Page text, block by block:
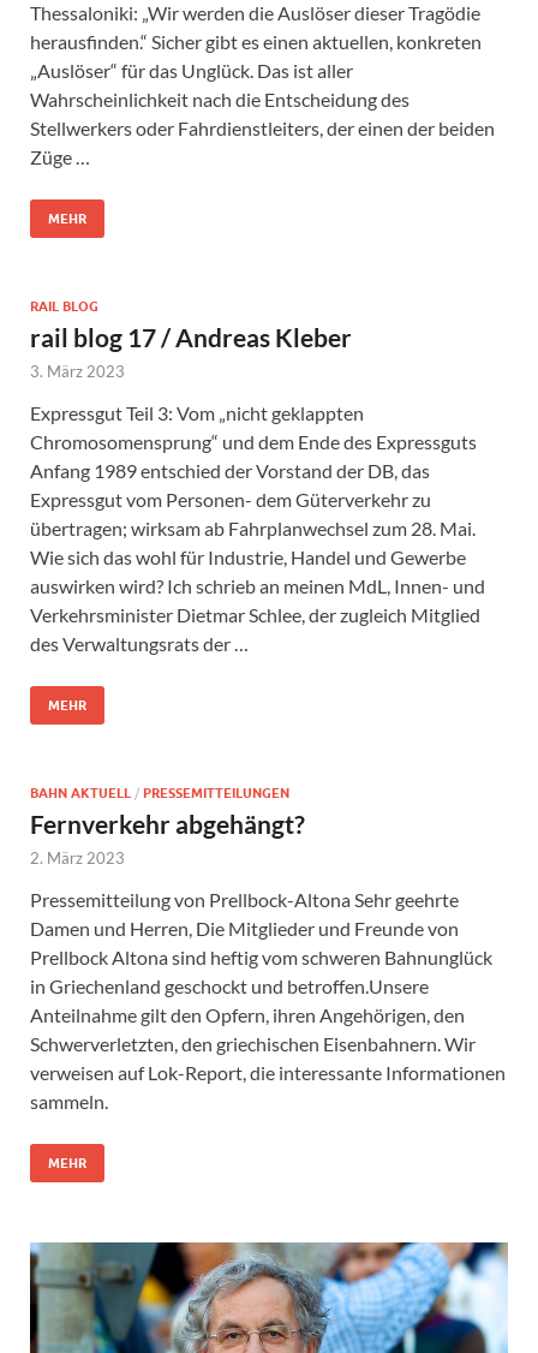
Thessaloniki: „Wir werden die Auslöser dieser Tragödie
herausfinden.“ Sicher gibt es einen aktuellen, konkreten
„Auslöser“ für das Unglück. Das ist aller
Wahrscheinlichkeit nach die Entscheidung des
Stellwerkers oder Fahrdienstleiters, der einen der beiden
Züge …
MEHR
RAIL BLOG
rail blog 17 / Andreas Kleber
3. März 2023
Expressgut Teil 3: Vom „nicht geklappten
Chromosomensprung“ und dem Ende des Expressguts
Anfang 1989 entschied der Vorstand der DB, das
Expressgut vom Personen- dem Güterverkehr zu
übertragen; wirksam ab Fahrplanwechsel zum 28. Mai.
Wie sich das wohl für Industrie, Handel und Gewerbe
auswirken wird? Ich schrieb an meinen MdL, Innen- und
Verkehrsminister Dietmar Schlee, der zugleich Mitglied
des Verwaltungsrats der …
MEHR
BAHN AKTUELL / PRESSEMITTEILUNGEN
Fernverkehr abgehängt?
2. März 2023
Pressemitteilung von Prellbock-Altona Sehr geehrte
Damen und Herren, Die Mitglieder und Freunde von
Prellbock Altona sind heftig vom schweren Bahnunglück
in Griechenland geschockt und betroffen.Unsere
Anteilnahme gilt den Opfern, ihren Angehörigen, den
Schwerverletzten, den griechischen Eisenbahnern. Wir
verweisen auf Lok-Report, die interessante Informationen
sammeln.
MEHR